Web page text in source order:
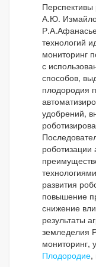
Перспективы
А.Ю.
технологий
мониторинг
с
способов,
плодородия
удобрений,
роботизации
развития
повышение
снижение
результаты
земледелия
мониторинг,
Плодородие,